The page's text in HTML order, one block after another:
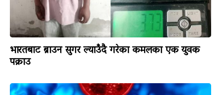
भारतबाट ब्राउन सुगर ल्याउँदै गरेका कमलका एक युवक
पक्राउ